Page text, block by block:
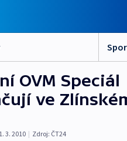
OVM Speciál
ve
3. 2010 | Zdroj: ČT24